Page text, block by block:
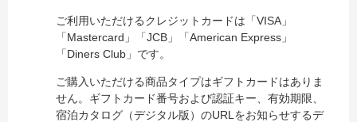
ご利用いただけるクレジットカードは「VISA」
「Mastercard」「JCB」「American Express」
「Diners Club」です。
ご購入いただける商品タイプはギフトカードはありま
せん。ギフトカード番号および認証キー、有効期限、
宿泊カタログ（デジタル版）のURLをお知らせするデ